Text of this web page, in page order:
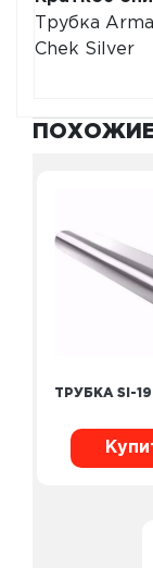
Трубка
Chek Silver
ТРУБКА SI-